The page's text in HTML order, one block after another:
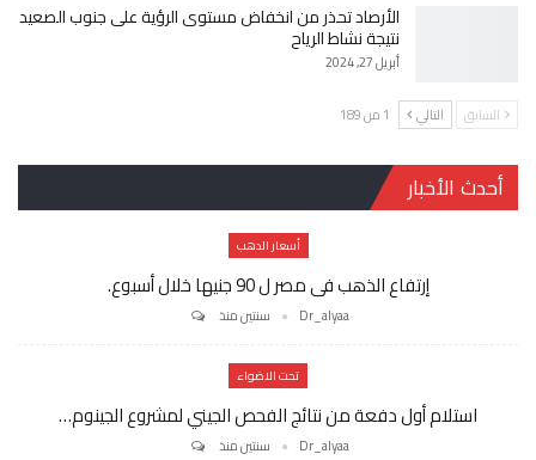
الأرصاد تحذر من انخفاض مستوى الرؤية على جنوب الصعيد
نتيجة نشاط الرياح
أبريل 27, 2024
السابق التالي 1 من 189
أحدث الأخبار
أسعار الدهب
إرتفاع الذهب فى مصر ل 90 جنيها خلال أسبوع.
Dr_alyaa سنتين منذ
تحت الاضواء
استلام أول دفعة من نتائج الفحص الجيني لمشروع الجينوم…
Dr_alyaa سنتين منذ